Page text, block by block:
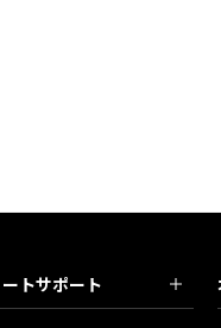
トサポート